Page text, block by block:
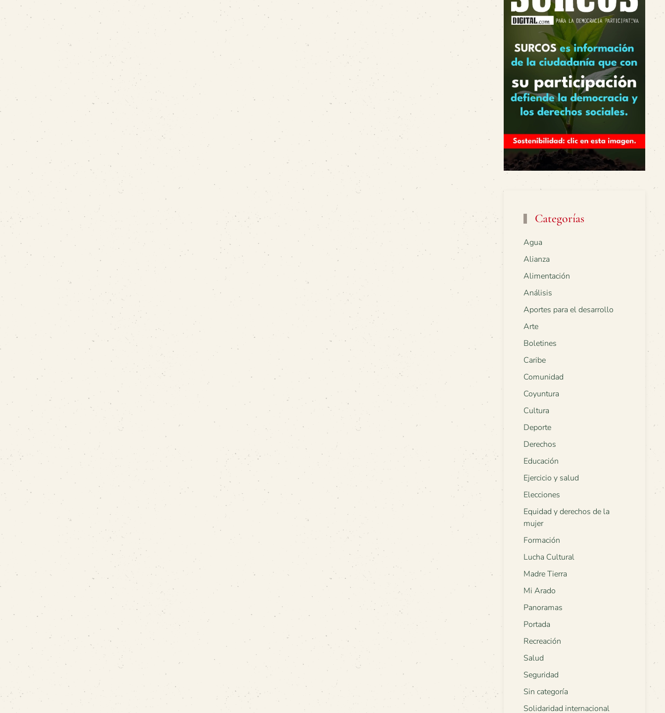
Categorías
Agua
Alianza
Alimentación
Análisis
Aportes para el desarrollo
Arte
Boletines
Caribe
Comunidad
Coyuntura
Cultura
Deporte
Derechos
Educación
Ejercicio y salud
Elecciones
Equidad y derechos de la
mujer
Formación
Lucha Cultural
Madre Tierra
Mi Arado
Panoramas
Portada
Recreación
Salud
Seguridad
Sin categoría
Solidaridad internacional